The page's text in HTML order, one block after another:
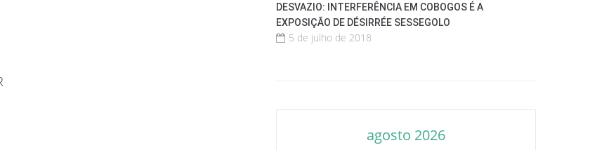
DESVAZIO: INTERFERÊNCIA EM COBOGOS É A
EXPOSIÇÃO DE DÉSIRRÉE SESSEGOLO
5 de julho de 2018
agosto 2026